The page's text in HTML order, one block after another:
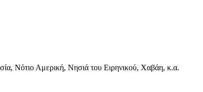
Νότιο Αμερική, Νησιά του Ειρηνικού, Χαβάη, κ.α.